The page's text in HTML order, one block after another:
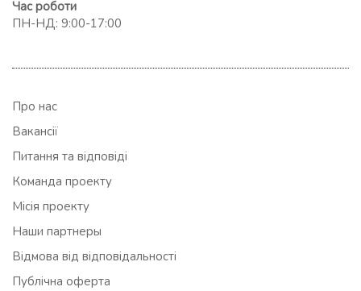
Час роботи
ПН-НД: 9:00-17:00
Про нас
Вакансії
Питання та відповіді
Команда проекту
Місія проекту
Наши партнеры
Відмова від відповідальності
Публічна оферта